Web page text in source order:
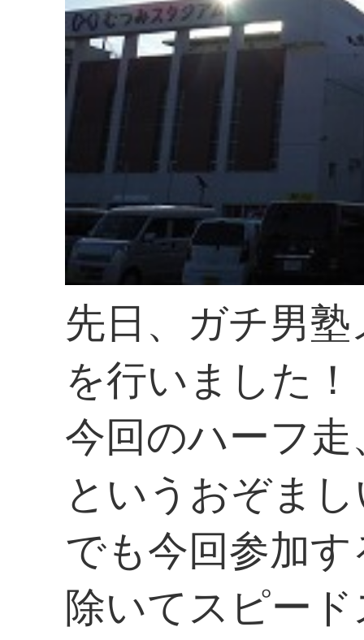
先日、ガチ男
を行いました！
今回のハーフ
というおぞま
でも今回参加
除いてスピー